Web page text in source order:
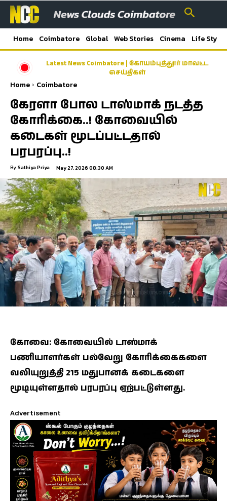
Home Coimbatore Global Web Stories Cinema Life Style
Latest News Coimbatore | கோயம்புத்தூர் மாவட்ட
செய்திகள்
Home Coimbatore
கேரளா போல டாஸ்மாக் நடத்த
கோரிக்கை..! கோவையில்
கடைகள் மூடப்பட்டதால்
பரபரப்பு..!
By Sathiya Priya May 27, 2026 08:30 AM
கோவை: கோவையில் டாஸ்மாக்
பணியாளர்கள் பல்வேறு கோரிக்கைகளை
வலியுறுத்தி 215 மதுபானக் கடைகளை
மூடியுள்ளதால் பரபரப்பு ஏற்பட்டுள்ளது.
Advertisement